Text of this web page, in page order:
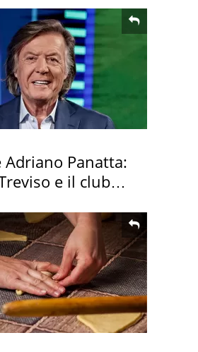
Adriano Panatta:
e il club